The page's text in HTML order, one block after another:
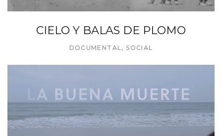
CIELO Y BALAS DE PLOMO
DOCUMENTAL ,SOCIAL